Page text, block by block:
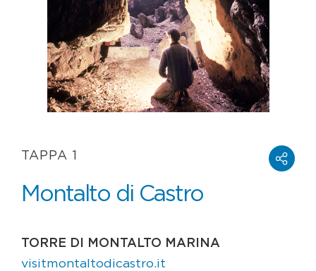
TAPPA 1
Montalto di Castro
TORRE DI MONTALTO MARINA
visitmontaltodicastro.it